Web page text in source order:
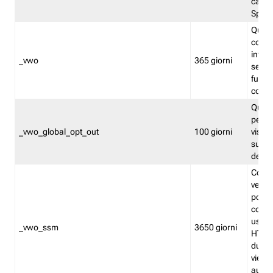
Split
_vwo 365 giorni
_vwo_global_opt_out 100 giorni
su
_vwo_ssm 3650 giorni
viene